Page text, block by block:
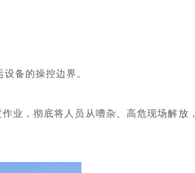
设备的操控边界 。
业， 彻底将人员从嘈杂、高危现场解放，